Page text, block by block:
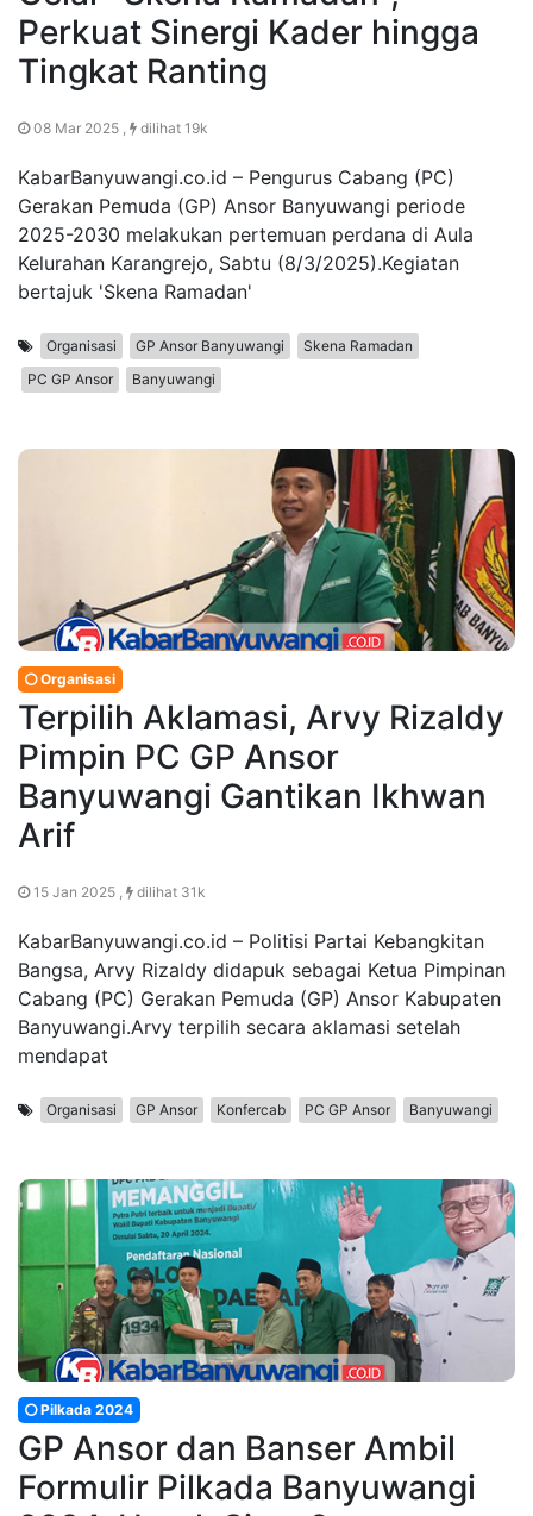
Perkuat Sinergi Kader hingga
Tingkat Ranting
08 Mar 2025 , dilihat 19k
KabarBanyuwangi.co.id – Pengurus Cabang (PC)
Gerakan Pemuda (GP) Ansor Banyuwangi periode
2025-2030 melakukan pertemuan perdana di Aula
Kelurahan Karangrejo, Sabtu (8/3/2025).Kegiatan
bertajuk 'Skena Ramadan'
Organisasi GP Ansor Banyuwangi
Skena Ramadan
PC GP Ansor
Banyuwangi
Organisasi
Terpilih Aklamasi, Arvy Rizaldy
Pimpin PC GP Ansor
Banyuwangi Gantikan Ikhwan
Arif
15 Jan 2025 , dilihat 31k
KabarBanyuwangi.co.id – Politisi Partai Kebangkitan
Bangsa, Arvy Rizaldy didapuk sebagai Ketua Pimpinan
Cabang (PC) Gerakan Pemuda (GP) Ansor Kabupaten
Banyuwangi.Arvy terpilih secara aklamasi setelah
mendapat
Organisasi GP Ansor Konfercab PC GP Ansor Banyuwangi
Pilkada 2024
GP Ansor dan Banser Ambil
Formulir Pilkada Banyuwangi